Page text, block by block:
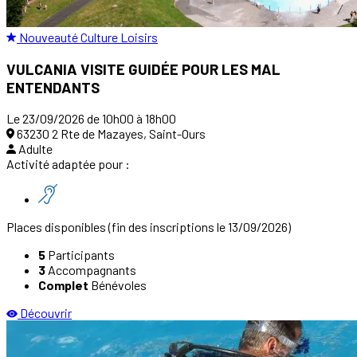
NouveautéCulture Loisirs
VULCANIA VISITE GUIDÉE POUR LES MAL
ENTENDANTS
Le 23/09/2026 de 10h00 à 18h00
63230 2 Rte de Mazayes, Saint-Ours
Adulte
Activité adaptée pour :
Places disponibles(fin des inscriptions le 13/09/2026)
5 Participants
3 Accompagnants
Complet Bénévoles
Découvrir